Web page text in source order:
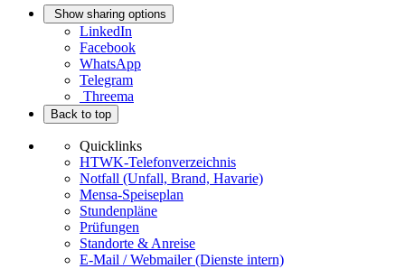
Show sharing options
LinkedIn
Facebook
WhatsApp
Telegram
Threema
Back to top
Quicklinks
HTWK-Telefonverzeichnis
Notfall (Unfall, Brand, Havarie)
Mensa-Speiseplan
Stundenpläne
Prüfungen
Standorte & Anreise
E-Mail / Webmailer (Dienste intern)